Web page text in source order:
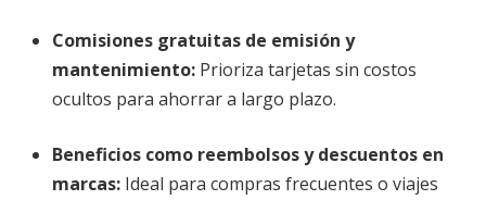
Comisiones gratuitas de emisión y
mantenimiento: Prioriza tarjetas sin costos
ocultos para ahorrar a largo plazo.
Beneficios como reembolsos y descuentos en
marcas: Ideal para compras frecuentes o viajes